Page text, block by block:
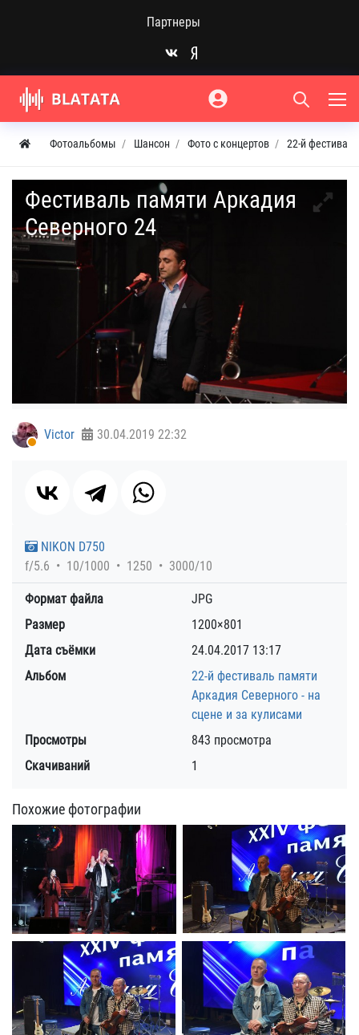
Партнеры
Фотоальбомы Шансон Фото с концертов 22-й
Фестиваль памяти Аркадия
Северного 24
Victor 30.04.2019 22:32
NIKON D750
f/5.6
10/1000 1250 3000/10
Формат файла
JPG
Размер
1200×801
Дата съёмки
24.04.2017 13:17
Альбом
22-й фестиваль памяти
Аркадия Северного - на
сцене и за кулисами
Просмотры
843 просмотра
Скачиваний
1
Похожие фотографии